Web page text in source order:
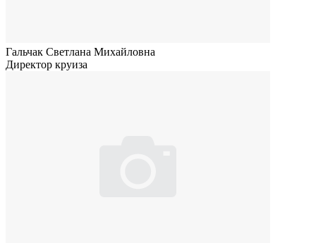
Гальчак Светлана Михайловна
Директор круиза